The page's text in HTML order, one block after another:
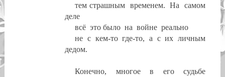
тем страшным временем. На
самом
деле
всё это было на войне реально
не с кем-то где-то, а с их личным
дедом.
Конечно, многое в его
судьбе